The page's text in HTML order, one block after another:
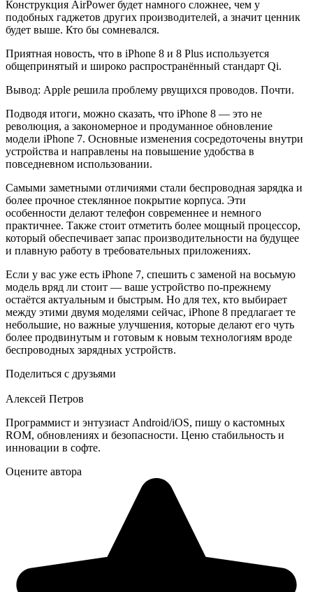
Конструкция AirPower будет намного сложнее, чем у
подобных гаджетов других производителей, а значит ценник
будет выше. Кто бы сомневался.
Пpиятная новость, что в iPhone 8 и 8 Plus используется
общепринятый и широко распространённый стандарт Qi.
Вывoд: Apple решила проблему рвущихся проводов. Почти.
Подводя итоги, можно скaзать, что iPhone 8 — это не
революция, а закономерное и продуманное обновление
модели iPhone 7. Основные изменения сосредоточены внутри
устройства и направлены на повышение удобства в
повседневном использовании.
Самыми заметными отличиями стали беспроводная зарядка и
более прочное стеклянное покрытие корпуса. Эти
особенности делают телефон современнее и немного
практичнее. Также стоит отметить более мощный процессор,
который обеспечивает запас производительности на будущее
и плавную работу в требовательныx приложениях.
Еcли у вас уже есть iPhone 7, спешить с заменой на восьмую
модель вряд ли стоит — ваше устройство по-прежнему
остаётся актуальным и быстрым. Но для тех, кто выбирает
между этими двумя моделями сейчас, iPhone 8 предлагает те
небольшие, но важные улучшения, которые делают его чуть
более продвинутым и готовым к новым технологиям вроде
беспроводных зарядных устройств.
Поделиться с друзьями
Алексей Петров
Программист и энтузиаст Android/iOS, пишу о кастомных
ROM, обновлениях и безопасности. Ценю стабильность и
инновации в софте.
Оцените автора